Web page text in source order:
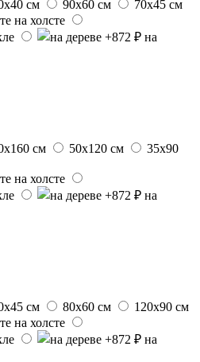
см 90х60 см
70х45 см
на холсте
на
см 50х120 см
35х90
на холсте
на
см 80х60 см
120х90 см
на холсте
на